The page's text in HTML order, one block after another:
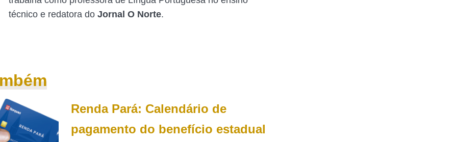
técnico e redatora doJornal O Norte.
Renda Pará: Calendário de
pagamento do benefício estadual